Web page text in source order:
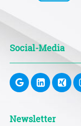
Social-Media
Newsletter